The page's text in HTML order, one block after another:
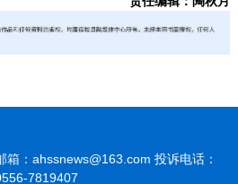
：ahssnews@163.com 投诉电话：
7819407